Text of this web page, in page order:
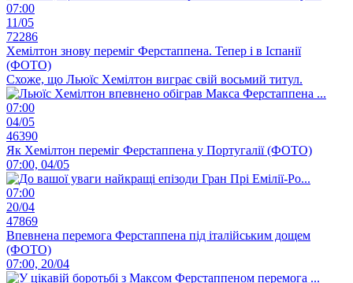
07:00
11/05
72286
Хемілтон знову переміг Ферстаппена. Тепер і в Іспанії
(ФОТО)
Схоже, що Льюїс Хемілтон виграє свій восьмий титул.
07:00
04/05
46390
Як Хемілтон переміг Ферстаппена у Португалії (ФОТО)
07:00, 04/05
07:00
20/04
47869
Впевнена перемога Ферстаппена під італійським дощем
(ФОТО)
07:00, 20/04